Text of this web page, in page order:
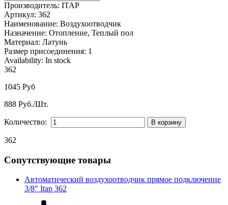
Производитель: ITAP
Артикул: 362
Наименование: Воздухоотводчик
Назначение: Отопление, Теплый пол
Материал: Латунь
Размер присоединения: 1
Availability: In stock
362
1045 Руб
888 Руб./Шт.
Количество:
362
Сопутствующие товары
Автоматический воздухоотводчик прямое подключение
3/8" Itap 362